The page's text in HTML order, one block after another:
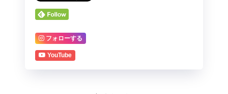
フォローする
YouTube